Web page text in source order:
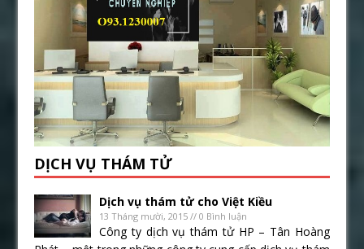
DỊCH VỤ THÁM TỬ
Dịch vụ thám tử cho Việt Kiều
13 Tháng mười, 2015 // 0 Bình luận
Công ty dịch vụ thám tử HP – Tân Hoàng